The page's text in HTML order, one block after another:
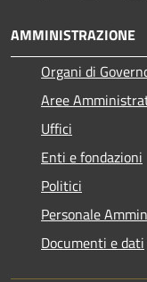
AMMINISTRAZIONE
Organi di
Aree
Uffici
Enti e fondazioni
Politici
Personale
Documenti e dati